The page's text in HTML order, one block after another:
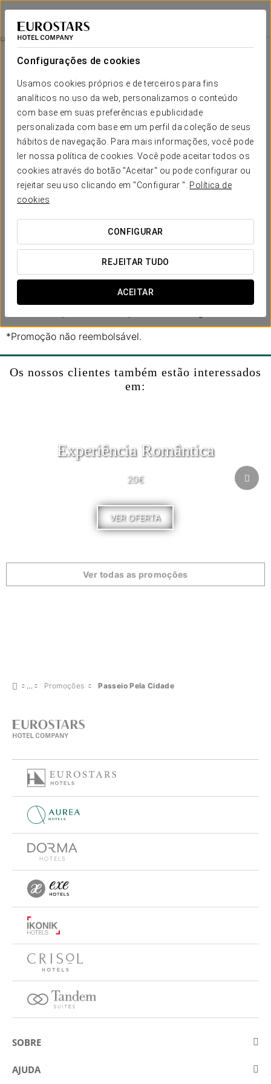
Configurações de cookies
Usamos cookies próprios e de terceiros para fins
analíticos no uso da web, personalizamos o conteúdo
com base em suas preferências e publicidade
personalizada com base em um perfil da coleção de seus
hábitos de navegação. Para mais informações, você pode
ler nossa política de cookies. Você pode aceitar todos os
cookies através do botão "Aceitar" ou pode configurar ou
rejeitar seu uso clicando em "Configurar ". Política de
cookies
CONFIGURAR
REJEITAR TUDO
ACEITAR
Áurea Legends
PRAGA
Passeio Pela Cidade
75 €
Passeio pela cidade
Explore os quatro principais pontos da cidade em uma
pitoresca Cidade Pequena, a histórica Cidade Velha e o
fascinante Bairro Judeu. Desfrute de um relaxante
passeio de barco e termine o seu dia com um almoço
em um encantador restaurante medieval.
*Promoção não reembolsável.
Os nossos clientes também estão interessados
em:
Experiência Romântica
20€
VER OFERTA
Ver todas as promoções
Promoções Passeio Pela Cidade
SOBRE
Sobre a Eurostars Hotel Company
AJUDA